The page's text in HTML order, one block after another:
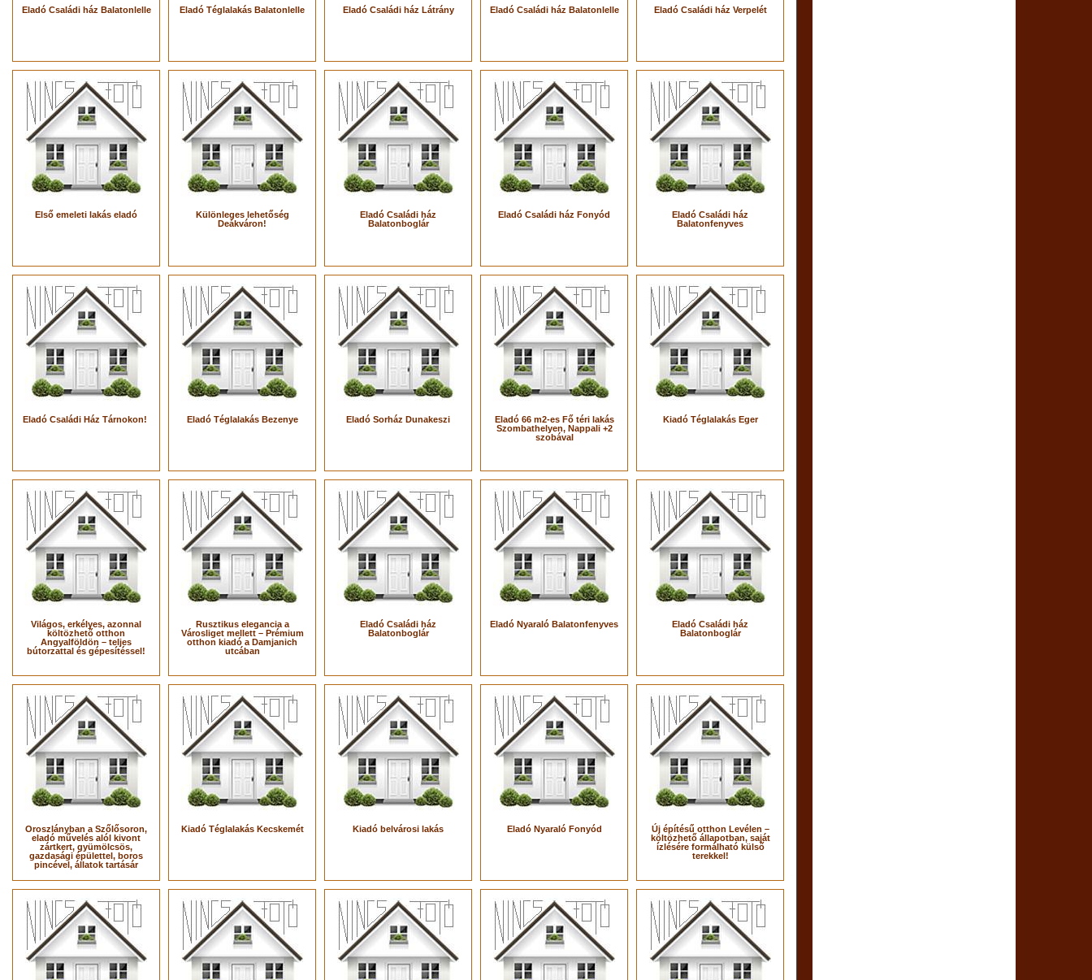
Eladó Családi ház Balatonlelle Eladó Téglalakás Balatonlelle Eladó Családi ház Látrány Eladó Családi ház Balatonlelle Eladó Családi ház Verpelét
Első emeleti lakás eladó
Különleges lehetőség
Deákváron!
Eladó Családi ház
Balatonboglár
Eladó Családi ház Fonyód
Eladó Családi ház
Balatonfenyves
Eladó Családi Ház Tárnokon! Eladó Téglalakás Bezenye Eladó Sorház Dunakeszi
Eladó 66 m2-es Fő téri lakás
Szombathelyen, Nappali +2
szobával
Kiadó Téglalakás Eger
Világos, erkélyes, azonnal
költözhető otthon
Angyalföldön – teljes
bútorzattal és gépesítéssel!
Rusztikus elegancia a
Városliget mellett – Prémium
otthon kiadó a Damjanich
utcában
Eladó Családi ház
Balatonboglár
Eladó Nyaraló Balatonfenyves
Eladó Családi ház
Balatonboglár
Oroszlányban a Szőlősoron,
eladó művelés alól kivont
zártkert, gyümölcsös,
gazdasági épülettel, boros
pincével, állatok tartásár
Kiadó Téglalakás Kecskemét Kiadó belvárosi lakás Eladó Nyaraló Fonyód
Új építésű otthon Levélen –
költözhető állapotban, saját
ízlésére formálható külső
terekkel!